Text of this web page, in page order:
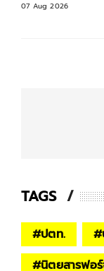
07 Aug 2026
TAGS
#ปตท. #
#นิตยสารฟอ